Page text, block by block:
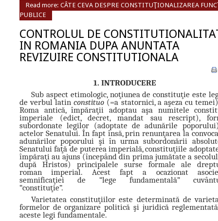
Read more: CÂTE CEVA DESPRE CONSTITUŢIONALIZAREA
PUBLICE
CONTROLUL DE
IN ROMANIA DUPA ANUNTATA
REVIZUIRE CONSTITUTIONALA
1. INTRODUCERE
Sub aspect etimologic, noţiunea de constituţie este
de verbul latinconstituo (=a statornici, a aşeza cu
Roma antică, împăraţii adoptau aşa numitele
imperiale (edict, decret, mandat sau rescript),
subordonate legilor (adoptate de adunările
actelor Senatului. În fapt însă, prin renunţarea la
adunărilor poporului şi în urma subordonării
Senatului faţă de puterea imperială, constituţiile
împăraţi au ajuns (începând din prima jumătate a
după Hristos) principalele surse formale ale
roman imperial. Acest fapt a ocazionat
semnificaţiei de “lege fundamentală”
“constituţie”.
Varietatea constituţiilor este determinată de
formelor de organizare politică şi juridică
aceste legi fundamentale.